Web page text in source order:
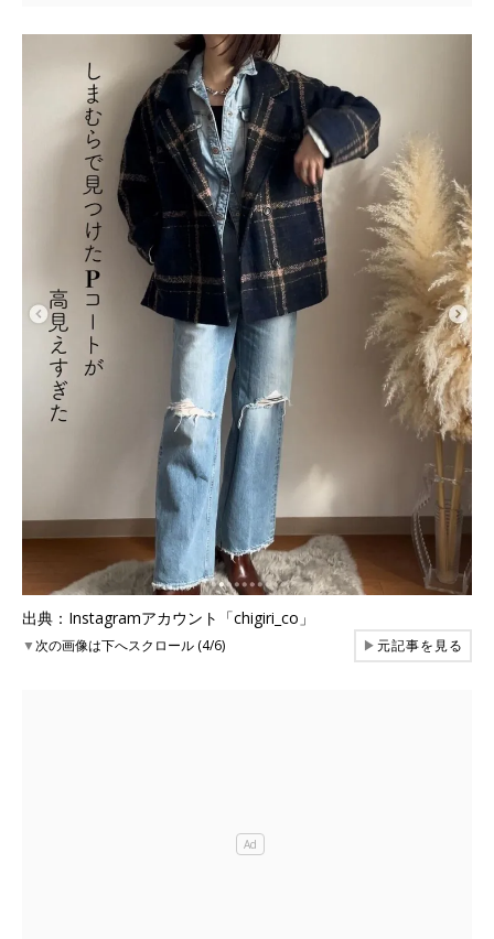
出典：Instagramアカウント「chigiri_co」
▼次の画像は下へスクロール (4/6) ▶元記事を見る